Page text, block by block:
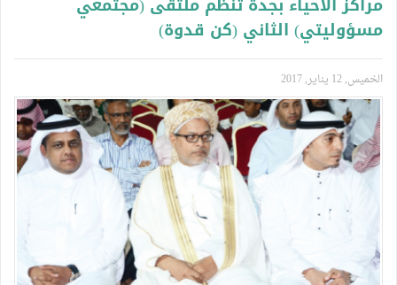
مسؤوليتي) الثاني (كن قدوة)
الخميس, 12 يناير, 2017